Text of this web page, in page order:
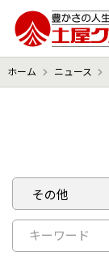
ホーム ニュース